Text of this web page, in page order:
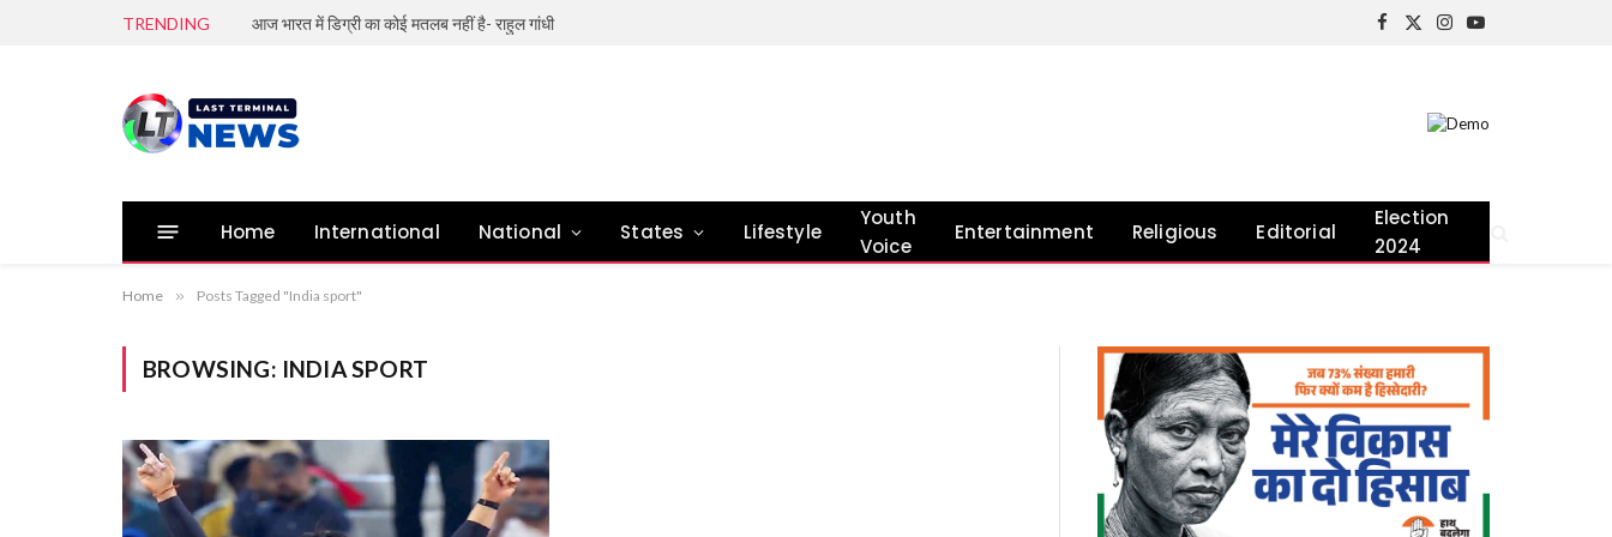
TRENDING आज भारत में डिग्री का कोई मतलब नहीं है- राहुल गांधी
Facebook
X
Instagram
YouTube
Home International National States Lifestyle
Youth
Voice
Entertainment Religious Editorial
Election
2024
Home » Posts Tagged "India sport"
BROWSING: INDIA SPORT